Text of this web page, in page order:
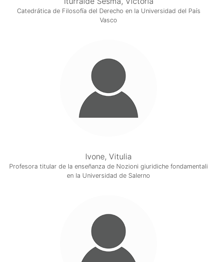
Catedrática de Filosofía del Derecho en la Universidad del País
Vasco
Ivone, Vitulia
Profesora titular de la enseñanza de Nozioni giuridiche fondamentali
en la Universidad de Salerno